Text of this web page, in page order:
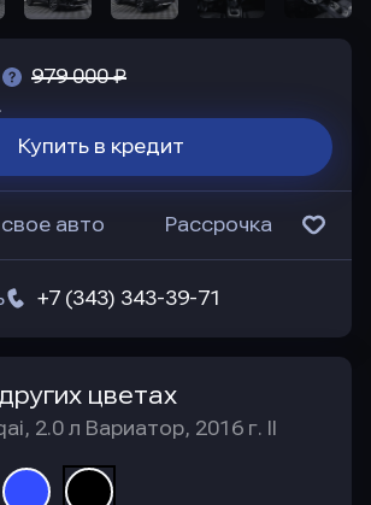
979 000 ₽
Купить в кредит
авто Рассрочка
+7 (343) 343-39-71
цветах
2.0 л Вариатор, 2016 г. II